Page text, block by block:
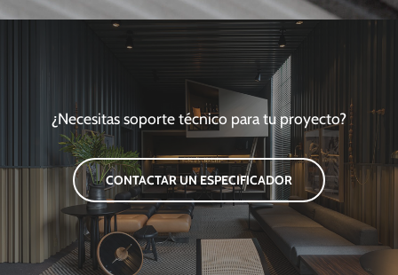
¿Necesitas soporte técnico para tu proyecto?
CONTACTAR UN ESPECIFICADOR